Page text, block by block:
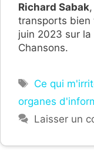
Richard Sabak
transports bien
juin 2023 sur la
Chansons.
Étiquettes
Ce qui
organes
Laisser un